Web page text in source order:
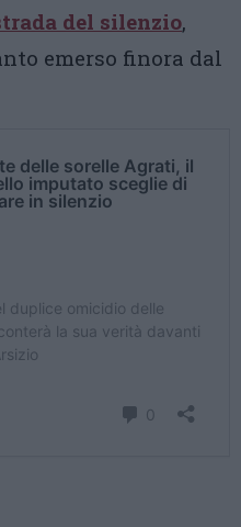
del silenzio,
emerso finora dal